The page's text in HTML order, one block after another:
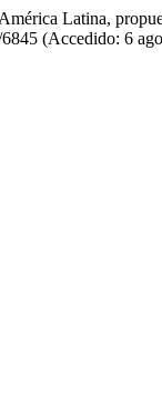
Latina,
(Accedido: 6